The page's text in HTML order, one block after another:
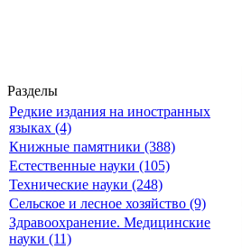
Разделы
Редкие издания на иностранных
языках (4)
Книжные памятники (388)
Естественные науки (105)
Технические науки (248)
Сельское и лесное хозяйство (9)
Здравоохранение. Медицинские
науки (11)